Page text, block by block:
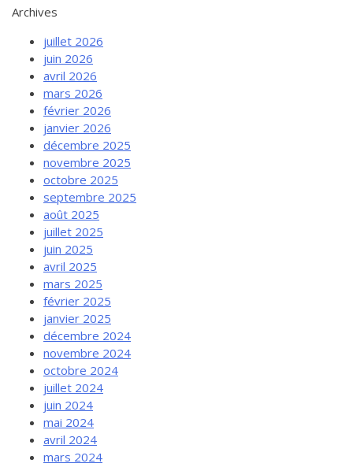
Archives
juillet 2026
juin 2026
avril 2026
mars 2026
février 2026
janvier 2026
décembre 2025
novembre 2025
octobre 2025
septembre 2025
août 2025
juillet 2025
juin 2025
avril 2025
mars 2025
février 2025
janvier 2025
décembre 2024
novembre 2024
octobre 2024
juillet 2024
juin 2024
mai 2024
avril 2024
mars 2024